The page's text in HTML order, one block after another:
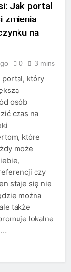
Jak portal
zmienia
na
0 3 mins
portal, który
osób
czas na
które
może
czy
staje się nie
można
także
lokalne